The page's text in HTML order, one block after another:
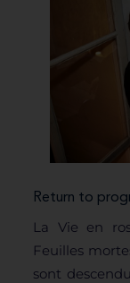
Return to
La Vie en
Feuilles
sont